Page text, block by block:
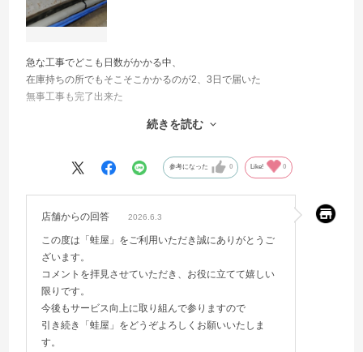
急な工事でどこも日数がかかる中、
在庫持ちの所でもそこそこかかるのが2、3日で届いた
無事工事も完了出来た
ありがとうございました
続きを読む
参考になった 0 Like! 0
店舗からの回答 2026.6.3
この度は「蛙屋」をご利用いただき誠にありがとうご
ざいます。
コメントを拝見させていただき、お役に立てて嬉しい
限りです。
今後もサービス向上に取り組んで参りますので
引き続き「蛙屋」をどうぞよろしくお願いいたしま
す。